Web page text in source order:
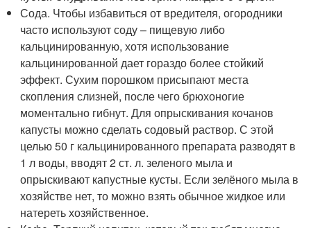
Сода. Чтобы избавиться от вредителя, огородники
часто используют соду – пищевую либо
кальцинированную, хотя использование
кальцинированной дает гораздо более стойкий
эффект. Сухим порошком присыпают места
скопления слизней, после чего брюхоногие
моментально гибнут. Для опрыскивания кочанов
капусты можно сделать содовый раствор. С этой
целью 50 г кальцинированного препарата разводят в
1 л воды, вводят 2 ст. л. зеленого мыла и
опрыскивают капустные кусты. Если зелёного мыла в
хозяйстве нет, то можно взять обычное жидкое или
натереть хозяйственное.